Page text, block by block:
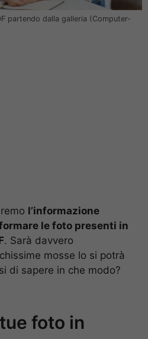
partendo dalla galleria (Computer-
l’informazione
le foto presenti in
. Sarà davvero
mosse lo si potrà
di sapere in che modo?
foto in